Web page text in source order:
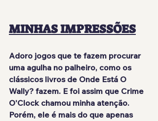
MINHAS IMPRESSÕES
Adoro jogos que te fazem procurar
uma agulha no palheiro, como os
clássicos livros de Onde Está O
Wally? fazem. E foi assim que Crime
O'Clock chamou minha atenção.
Porém, ele é mais do que apenas